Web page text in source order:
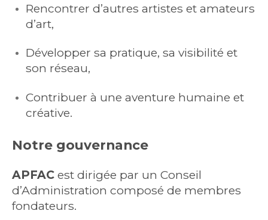
Rencontrer d’autres artistes et amateurs
d’art,
Développer sa pratique, sa visibilité et
son réseau,
Contribuer à une aventure humaine et
créative.
Notre gouvernance
APFAC est dirigée par un Conseil
d’Administration composé de membres
fondateurs.